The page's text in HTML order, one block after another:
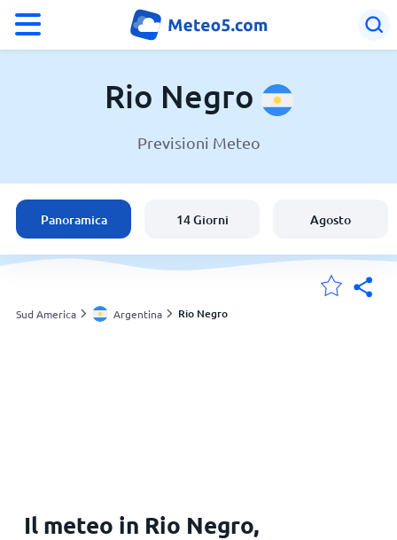
Argentina
Italia
Svizzera
Rio Negro
Previsioni Meteo
Panoramica 14 Giorni Agosto
Sud America Argentina Rio Negro
Il meteo in Rio Negro,